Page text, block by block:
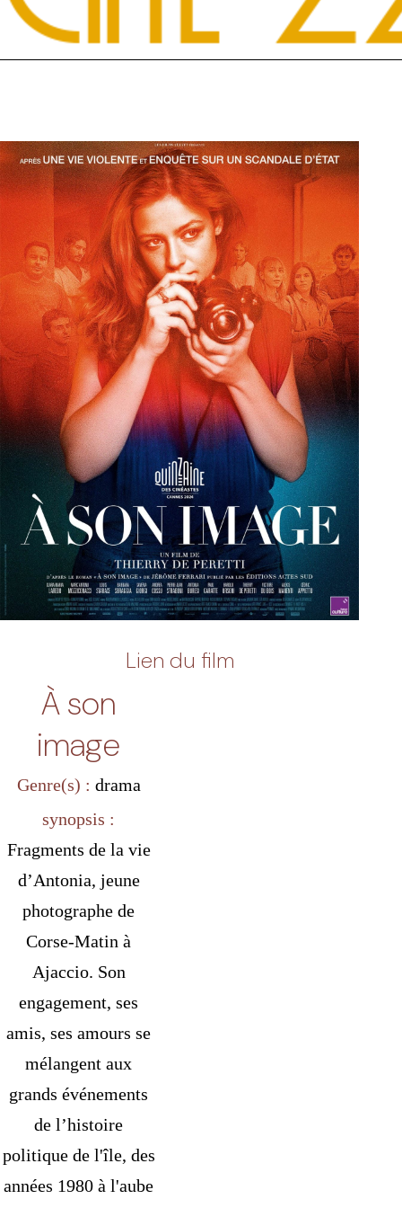
Lien du film
À son
image
Genre(s) : drama
synopsis :
Fragments de la vie
d’Antonia, jeune
photographe de
Corse-Matin à
Ajaccio. Son
engagement, ses
amis, ses amours se
mélangent aux
grands événements
de l’histoire
politique de l'île, des
années 1980 à l'aube